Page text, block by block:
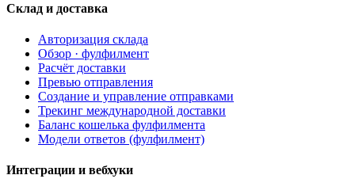
Склад и доставка
Авторизация склада
Обзор · фулфилмент
Расчёт доставки
Превью отправления
Создание и управление отправками
Трекинг международной доставки
Баланс кошелька фулфилмента
Модели ответов (фулфилмент)
Интеграции и вебхуки